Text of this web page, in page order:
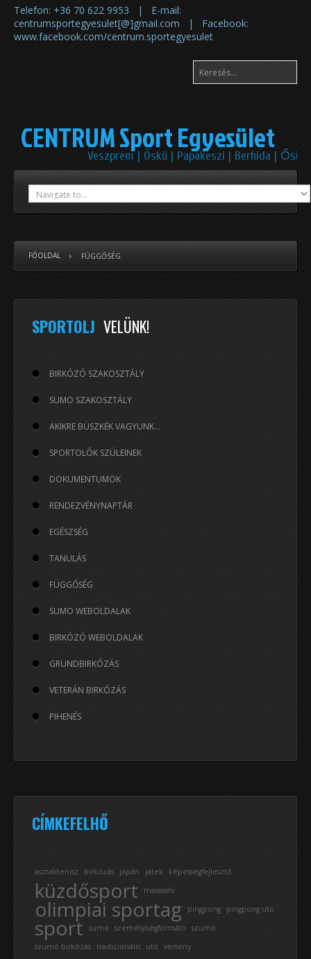
Telefon: +36 70 622 9953 | E-mail:
centrumsportegyesulet[@]gmail.com | Facebook:
www.facebook.com/centrum.sportegyesulet
CENTRUM Sport Egyesület
Veszprém | Öskü | Papakeszi | Berhida | Ősi
FŐOLDAL FÜGGŐSÉG
SPORTOLJ VELÜNK!
BIRKÓZÓ SZAKOSZTÁLY
SUMO SZAKOSZTÁLY
AKIKRE BÜSZKÉK VAGYUNK...
SPORTOLÓK SZÜLEINEK
DOKUMENTUMOK
RENDEZVÉNYNAPTÁR
EGÉSZSÉG
TANULÁS
FÜGGŐSÉG
SUMO WEBOLDALAK
BIRKÓZÓ WEBOLDALAK
GRUNDBIRKÓZÁS
VETERÁN BIRKÓZÁS
PIHENÉS
CÍMKEFELHŐ
asztalitenisz birkózás japán jatek képességfejlesztő
küzdősport mawashi
olimpiai sportag pingpong pingpong uto
sport sumo személyiségformáló
szumó
szumó birkózás tradicionális uto verseny
ElőzőElőző
Következő